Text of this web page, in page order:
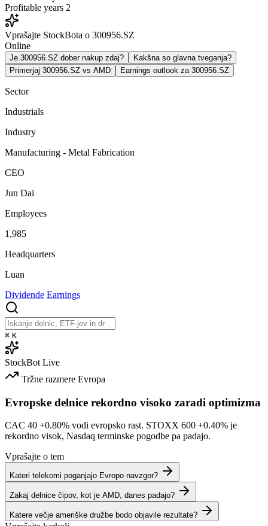
Profitable years 2
Vprašajte StockBota o 300956.SZ
Online
Je 300956.SZ dober nakup zdaj?
Kakšna so glavna tveganja?
Primerjaj 300956.SZ vs AMD
Earnings outlook za 300956.SZ
Sector
Industrials
Industry
Manufacturing - Metal Fabrication
CEO
Jun Dai
Employees
1,985
Headquarters
Luan
Dividende Earnings
⌘ K
StockBot Live
Tržne razmere Evropa
Evropske delnice rekordno visoko zaradi optimizma
CAC 40 +0.80% vodi evropsko rast. STOXX 600 +0.40% je
rekordno visok, Nasdaq terminske pogodbe pa padajo.
Vprašajte o tem
Kateri telekomi poganjajo Evropo navzgor?
Zakaj delnice čipov, kot je AMD, danes padajo?
Katere večje ameriške družbe bodo objavile rezultate?